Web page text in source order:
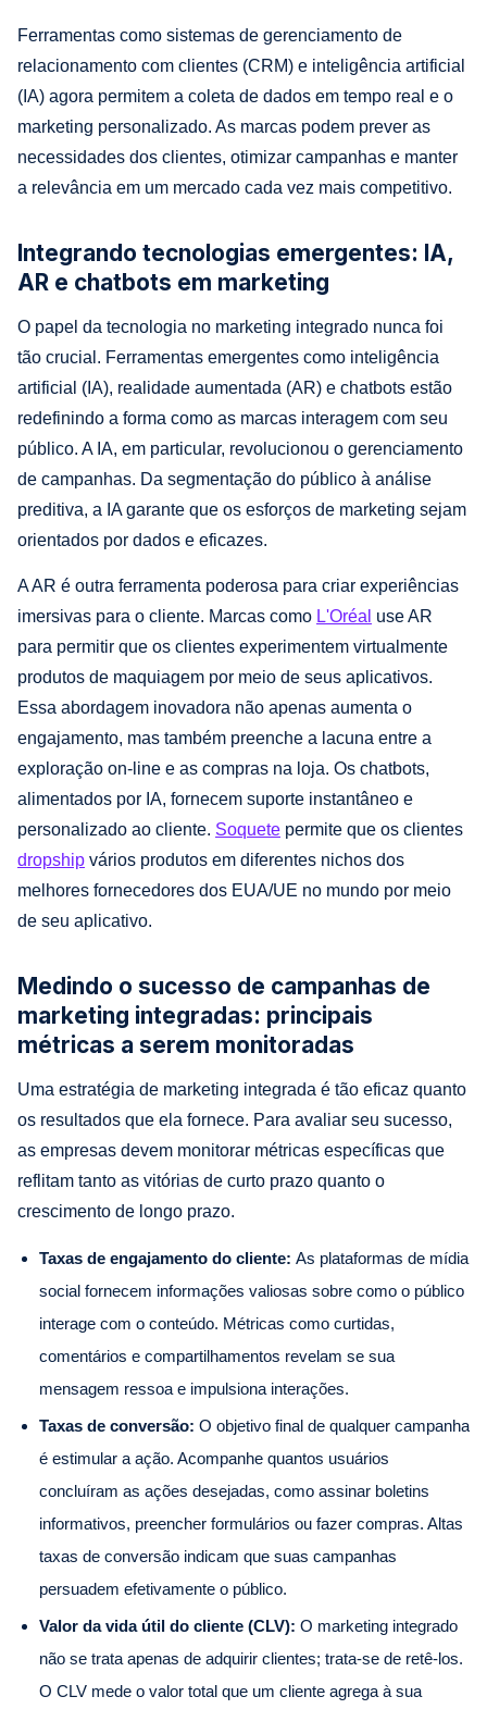
Ferramentas como sistemas de gerenciamento de
relacionamento com clientes (CRM) e inteligência artificial
(IA) agora permitem a coleta de dados em tempo real e o
marketing personalizado. As marcas podem prever as
necessidades dos clientes, otimizar campanhas e manter
a relevância em um mercado cada vez mais competitivo.
Integrando tecnologias emergentes: IA,
AR e chatbots em marketing
O papel da tecnologia no marketing integrado nunca foi
tão crucial. Ferramentas emergentes como inteligência
artificial (IA), realidade aumentada (AR) e chatbots estão
redefinindo a forma como as marcas interagem com seu
público. A IA, em particular, revolucionou o gerenciamento
de campanhas. Da segmentação do público à análise
preditiva, a IA garante que os esforços de marketing sejam
orientados por dados e eficazes.
A AR é outra ferramenta poderosa para criar experiências
imersivas para o cliente. Marcas como L'Oréal use AR
para permitir que os clientes experimentem virtualmente
produtos de maquiagem por meio de seus aplicativos.
Essa abordagem inovadora não apenas aumenta o
engajamento, mas também preenche a lacuna entre a
exploração on-line e as compras na loja. Os chatbots,
alimentados por IA, fornecem suporte instantâneo e
personalizado ao cliente. Soquete permite que os clientes
dropship vários produtos em diferentes nichos dos
melhores fornecedores dos EUA/UE no mundo por meio
de seu aplicativo.
Medindo o sucesso de campanhas de
marketing integradas: principais
métricas a serem monitoradas
Uma estratégia de marketing integrada é tão eficaz quanto
os resultados que ela fornece. Para avaliar seu sucesso,
as empresas devem monitorar métricas específicas que
reflitam tanto as vitórias de curto prazo quanto o
crescimento de longo prazo.
Taxas de engajamento do cliente: As plataformas de mídia
social fornecem informações valiosas sobre como o público
interage com o conteúdo. Métricas como curtidas,
comentários e compartilhamentos revelam se sua
mensagem ressoa e impulsiona interações.
Taxas de conversão: O objetivo final de qualquer campanha
é estimular a ação. Acompanhe quantos usuários
concluíram as ações desejadas, como assinar boletins
informativos, preencher formulários ou fazer compras. Altas
taxas de conversão indicam que suas campanhas
persuadem efetivamente o público.
Valor da vida útil do cliente (CLV): O marketing integrado
não se trata apenas de adquirir clientes; trata-se de retê-los.
O CLV mede o valor total que um cliente agrega à sua